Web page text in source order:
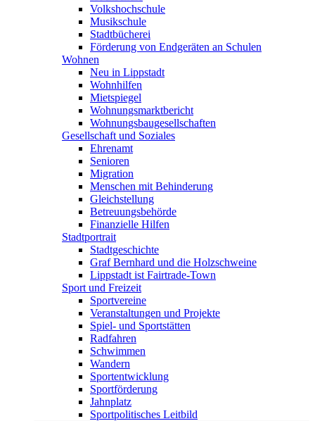
Volkshochschule
Musikschule
Stadtbücherei
Förderung von Endgeräten an Schulen
Wohnen
Neu in Lippstadt
Wohnhilfen
Mietspiegel
Wohnungsmarktbericht
Wohnungsbaugesellschaften
Gesellschaft und Soziales
Ehrenamt
Senioren
Migration
Menschen mit Behinderung
Gleichstellung
Betreuungsbehörde
Finanzielle Hilfen
Stadtportrait
Stadtgeschichte
Graf Bernhard und die Holzschweine
Lippstadt ist Fairtrade-Town
Sport und Freizeit
Sportvereine
Veranstaltungen und Projekte
Spiel- und Sportstätten
Radfahren
Schwimmen
Wandern
Sportentwicklung
Sportförderung
Jahnplatz
Sportpolitisches Leitbild